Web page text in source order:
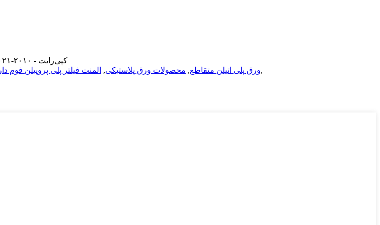
© کپی‌رایت - ۲۰۱۰-۲۰۲۱: تمامی حقوق محفوظ است.
ورق پلی اتیلن متقاطع, محصولات ورق پلاستیکی, المنت فیلتر پلی پروپیلن فوم دار ,